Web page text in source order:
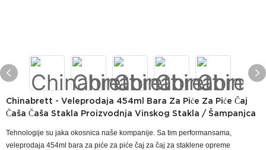
Chinabrett - Veleprodaja 454ml Bara Za Piće Za Piće Čaj
Čaša Čaša Stakla Proizvodnja Vinskog Stakla / Šampanjca
Tehnologije su jaka okosnica naše kompanije. Sa tim performansama,
veleprodaja 454ml bara za piće za piće čaj za čaj za staklene opreme